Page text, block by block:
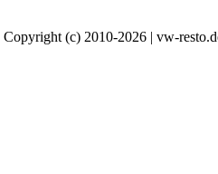
(c) 2010-2026 | vw-